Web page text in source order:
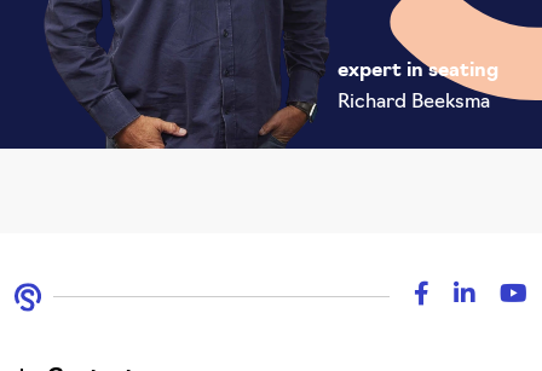
expert in seating
Richard Beeksma